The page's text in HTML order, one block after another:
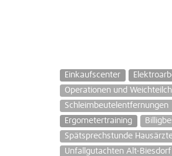
Einkaufscenter
Operationen und
Schleimbeutelentfernungen
Ergometertraining
Spätsprechstunde
Unfallgutachten Alt-Biesdorf